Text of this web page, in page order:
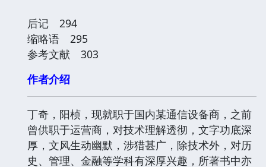
后记 294
缩略语 295
参考文献 303
作者介绍
丁奇，阳桢，现就职于国内某通信设备商，之前
曾供职于运营商，对技术理解透彻，文字功底深
厚，文风生动幽默，涉猎甚广，除技术外，对历
史、管理、金融等学科有深厚兴趣，所著书中亦